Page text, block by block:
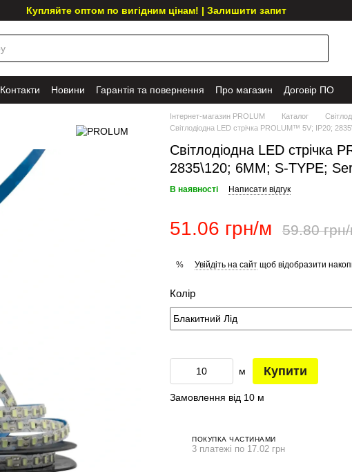
Купляйте оптом по вигідним цінам! | Залишити запит
Контакти Новини Гарантія та повернення Про магазин Договір ПО
Інтернет-магазин PROLUM Каталог
Світлодіодна LED стрічка PROLUM™ 5V; IP20;
Світлодіодна LED стрічка
2835\120; 6ММ; S-TYPE;
В наявності Написати відгук
51.06 грн/м 59.80
% Увійдіть на сайт щоб відобразити
Колір
м Купити
Замовлення від 10 м
ПОКУПКА ЧАСТИНАМИ
3 платежі по 17.02 грн